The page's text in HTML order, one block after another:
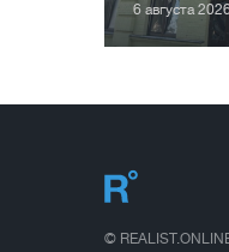
6 августа
©